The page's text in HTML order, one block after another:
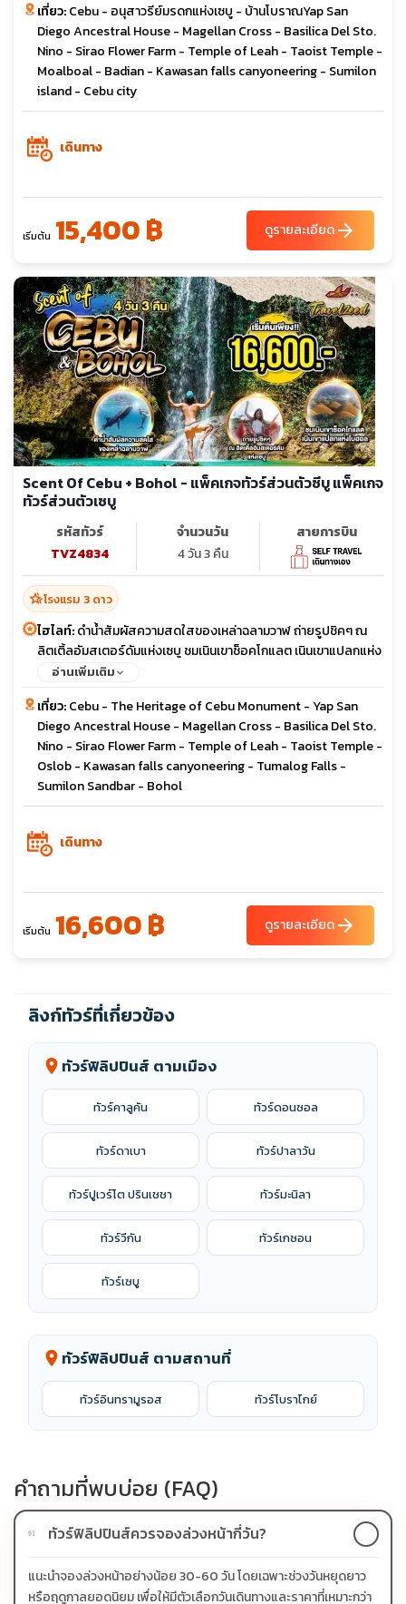
เที่ยว:Cebu - อนุสาวรีย์มรดกแห่งเซบู - บ้านโบราณYap San
Diego Ancestral House - Magellan Cross - Basilica Del Sto.
Nino - Sirao Flower Farm - Temple of Leah - Taoist Temple -
Moalboal - Badian - Kawasan falls canyoneering - Sumilon
island - Cebu city
เดินทาง
เริ่มต้น 15,400 ฿ ดูรายละเอียดarrow_forward
Scent Of Cebu + Bohol - แพ็คเกจทัวร์ส่วนตัวซีบู แพ็คเกจ
ทัวร์ส่วนตัวเซบู
รหัสทัวร์
TVZ4834
จำนวนวัน
4 วัน 3 คืน
สายการบิน
hotel_classโรงแรม 3 ดาว
ไฮไลท์:ดำน้ำสัมผัสความสดใสของเหล่าฉลามวาฬ ถ่ายรูปชิคๆ ณ
ลิตเติ้ลอัมสเตอร์ดัมแห่งเซบู ชมเนินเขาช็อคโกแลต เนินเขาแปลกแห่ง
โบฮอล
อ่านเพิ่มเติม
เที่ยว:Cebu - The Heritage of Cebu Monument - Yap San
Diego Ancestral House - Magellan Cross - Basilica Del Sto.
Nino - Sirao Flower Farm - Temple of Leah - Taoist Temple -
Oslob - Kawasan falls canyoneering - Tumalog Falls -
Sumilon Sandbar - Bohol
เดินทาง
เริ่มต้น 16,600 ฿ ดูรายละเอียดarrow_forward
ลิงก์ทัวร์ที่เกี่ยวข้อง
location_on ทัวร์ฟิลิปปินส์ ตามเมือง
ทัวร์คาลูคัน ทัวร์ดอนซอล
ทัวร์ดาเบา ทัวร์ปาลาวัน
ทัวร์ปูเวร์โต ปรินเชชา ทัวร์มะนิลา
ทัวร์วีกัน ทัวร์เกซอน
ทัวร์เซบู
location_on ทัวร์ฟิลิปปินส์ ตามสถานที่
ทัวร์อินทรามูรอส ทัวร์โบราไกย์
คำถามที่พบบ่อย (FAQ)
01 ทัวร์ฟิลิปปินส์ควรจองล่วงหน้ากี่วัน?
แนะนำจองล่วงหน้าอย่างน้อย 30-60 วัน โดยเฉพาะช่วงวันหยุดยาว
หรือฤดูกาลยอดนิยม เพื่อให้มีตัวเลือกวันเดินทางและราคาที่เหมาะกว่า